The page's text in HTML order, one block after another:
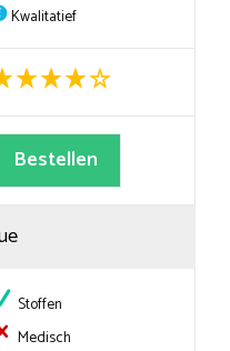
Kwalitatief
Bestellen
Stoffen
Medisch